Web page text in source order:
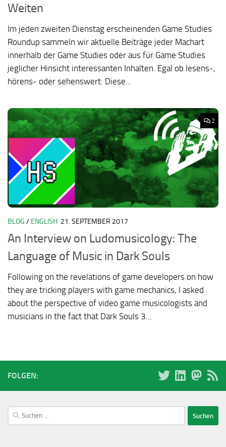
Weiten
Im jeden zweiten Dienstag erscheinenden Game Studies
Roundup sammeln wir aktuelle Beiträge jeder Machart
innerhalb der Game Studies oder aus für Game Studies
jeglicher Hinsicht interessanten Inhalten. Egal ob lesens-,
hörens- oder sehenswert: Diese...
2
BLOG / ENGLISH 21. SEPTEMBER 2017
An Interview on Ludomusicology: The
Language of Music in Dark Souls
Following on the revelations of game developers on how
they are tricking players with game mechanics, I asked
about the perspective of video game musicologists and
musicians in the fact that Dark Souls 3...
FOLGEN:
Suchen
nach: